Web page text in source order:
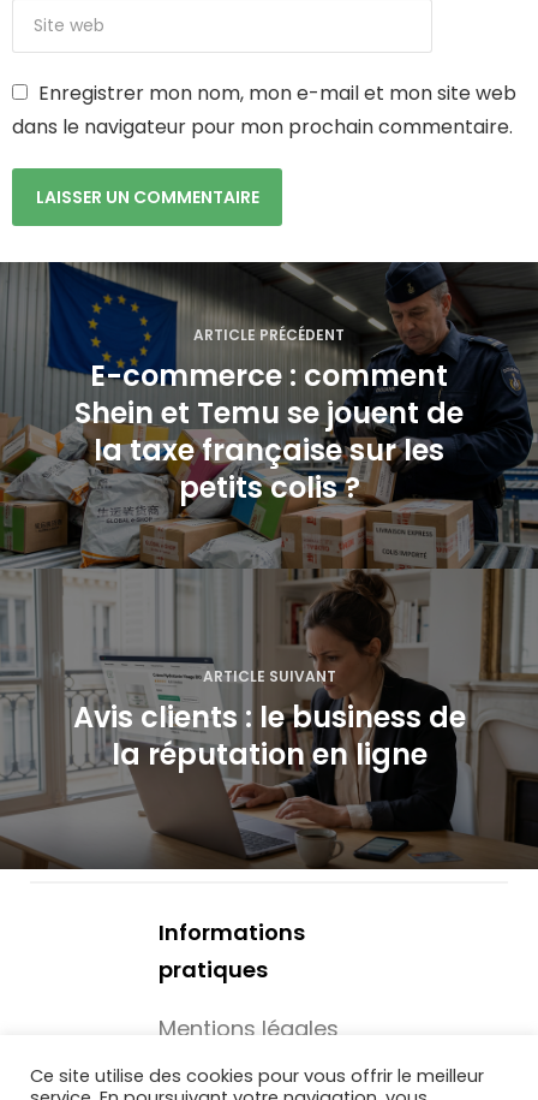
Enregistrer mon nom, mon e-mail et mon site web
dans le navigateur pour mon prochain commentaire.
N
a
v
i
g
a
t
i
o
n
d
e
ARTICLE PRÉCÉDENT
E-commerce : comment
Shein et Temu se jouent de
la taxe française sur les
petits colis ?
ARTICLE SUIVANT
Avis clients : le business de
la réputation en ligne
Informations
pratiques
Mentions légales
Mécénat -
Ce site utilise des cookies pour vous offrir le meilleur